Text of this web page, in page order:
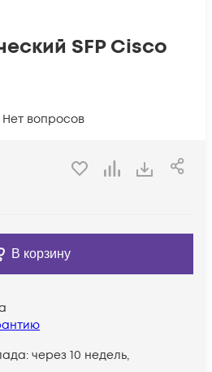
SFP Cisco
Нет вопросов
В корзину
через 10 недель,